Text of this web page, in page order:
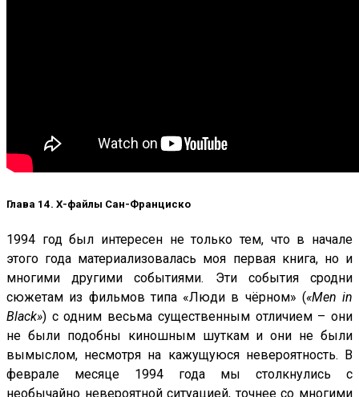
Глава 14. Х-файлы Сан-Франциско
1994 год был интересен не только тем, что в начале
этого года материализовалась моя первая книга, но и
многими другими событиями. Эти события сродни
сюжетам из фильмов типа «Люди в чёрном» («Men in
Black») с одним весьма существенным отличием – они
не были подобны киношным шуткам и они не были
вымыслом, несмотря на кажущуюся невероятность. В
феврале месяце 1994 года мы столкнулись с
необычайно невероятной ситуацией, точнее со многими